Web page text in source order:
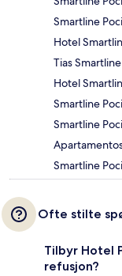
Smartline
Hotel
Tias
Hotel
Smartline
Smartline
Smartline
Ofte stilte
Tilbyr Hotel
refusjon?